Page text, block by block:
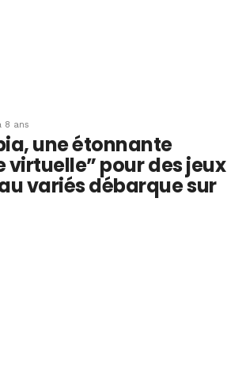
8 ans
une étonnante
virtuelle” pour des jeux
variés débarque sur